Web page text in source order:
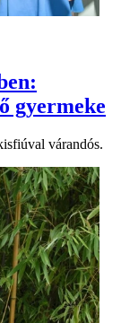
gyermeke
várandós.